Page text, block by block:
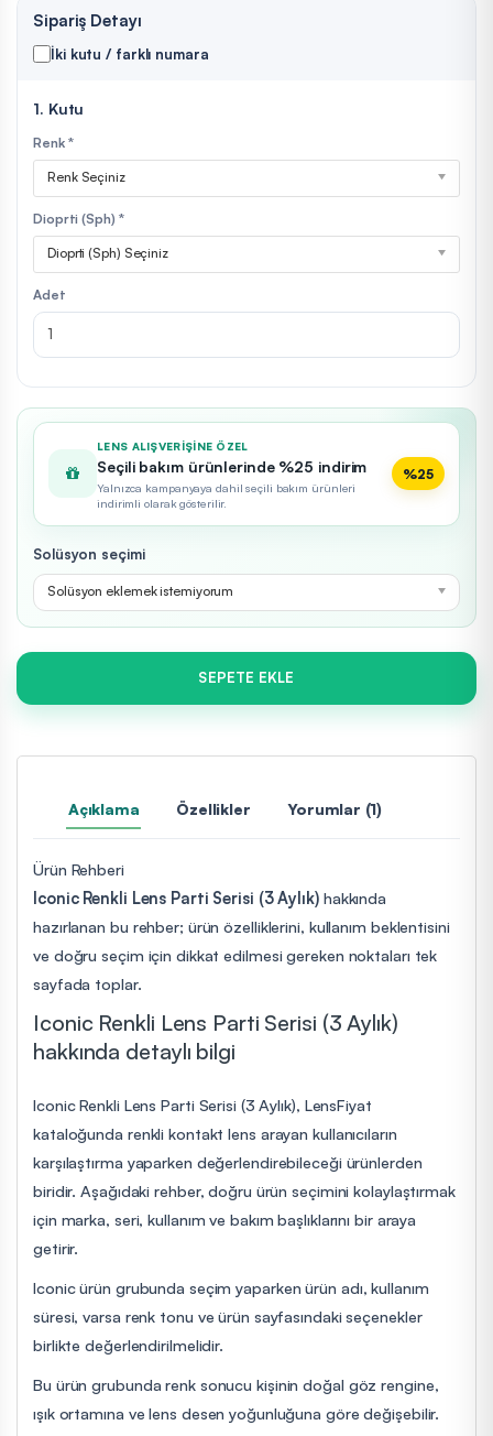
Sipariş Detayı
İki kutu / farklı numara
1. Kutu
Renk *
Renk Seçiniz
Dioprti (Sph) *
Dioprti (Sph) Seçiniz
Adet
LENS ALIŞVERIŞINE ÖZEL
Seçili bakım ürünlerinde %25 indirim
Yalnızca kampanyaya dahil seçili bakım ürünleri
indirimli olarak gösterilir.
%25
Solüsyon seçimi
Solüsyon eklemek istemiyorum
SEPETE EKLE
Açıklama Özellikler Yorumlar (1)
Ürün Rehberi
Iconic Renkli Lens Parti Serisi (3 Aylık)hakkında
hazırlanan bu rehber; ürün özelliklerini, kullanım beklentisini
ve doğru seçim için dikkat edilmesi gereken noktaları tek
sayfada toplar.
Iconic Renkli Lens Parti Serisi (3 Aylık)
hakkında detaylı bilgi
Iconic Renkli Lens Parti Serisi (3 Aylık), LensFiyat
kataloğunda renkli kontakt lens arayan kullanıcıların
karşılaştırma yaparken değerlendirebileceği ürünlerden
biridir. Aşağıdaki rehber, doğru ürün seçimini kolaylaştırmak
için marka, seri, kullanım ve bakım başlıklarını bir araya
getirir.
Iconic ürün grubunda seçim yaparken ürün adı, kullanım
süresi, varsa renk tonu ve ürün sayfasındaki seçenekler
birlikte değerlendirilmelidir.
Bu ürün grubunda renk sonucu kişinin doğal göz rengine,
ışık ortamına ve lens desen yoğunluğuna göre değişebilir.